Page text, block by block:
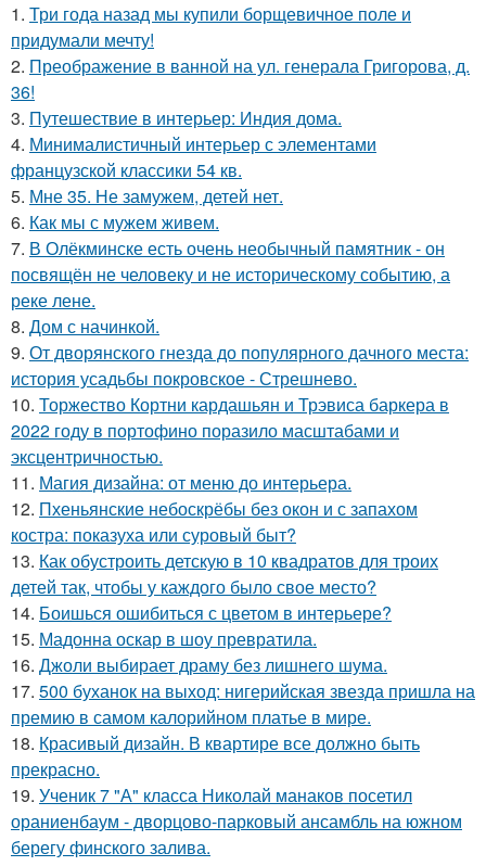
1. Три года назад мы купили борщевичное поле и
придумали мечту!
2. Преображение в ванной на ул. генерала Григорова, д.
36!
3. Путешествие в интерьер: Индия дома.
4. Минималистичный интерьер с элементами
французской классики 54 кв.
5. Мне 35. Не замужем, детей нет.
6. Как мы с мужем живем.
7. В Олёкминске есть очень необычный памятник - он
посвящён не человеку и не историческому событию, а
реке лене.
8. Дом с начинкой.
9. От дворянского гнезда до популярного дачного места:
история усадьбы покровское - Стрешнево.
10. Торжество Кортни кардашьян и Трэвиса баркера в
2022 году в портофино поразило масштабами и
эксцентричностью.
11. Магия дизайна: от меню до интерьера.
12. Пхеньянские небоскрёбы без окон и с запахом
костра: показуха или суровый быт?
13. Как обустроить детскую в 10 квадратов для троих
детей так, чтобы у каждого было свое место?
14. Боишься ошибиться с цветом в интерьере?
15. Мадонна оскар в шоу превратила.
16. Джоли выбирает драму без лишнего шума.
17. 500 буханок на выход: нигерийская звезда пришла на
премию в самом калорийном платье в мире.
18. Красивый дизайн. В квартире все должно быть
прекрасно.
19. Ученик 7 "А" класса Николай манаков посетил
ораниенбаум - дворцово-парковый ансамбль на южном
берегу финского залива.